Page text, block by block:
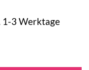
1-3 Werktage